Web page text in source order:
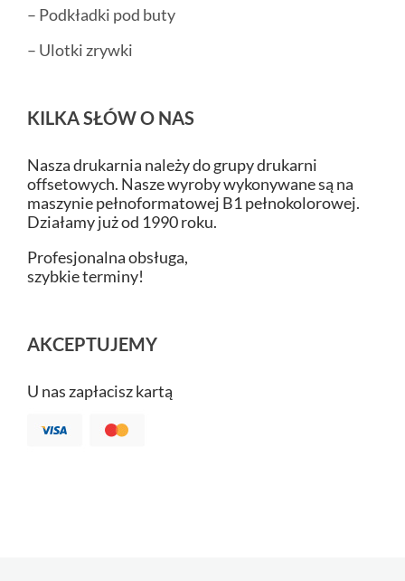
– Podkładki pod buty
– Ulotki zrywki
KILKA SŁÓW O NAS
Nasza drukarnia należy do grupy drukarni
offsetowych. Nasze wyroby wykonywane są na
maszynie pełnoformatowej B1 pełnokolorowej.
Działamy już od 1990 roku.
Profesjonalna obsługa,
szybkie terminy!
AKCEPTUJEMY
U nas zapłacisz kartą